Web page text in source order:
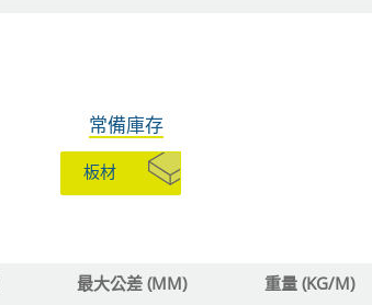
常備庫存
板材
最大公差 (MM) 重量 (KG/M)